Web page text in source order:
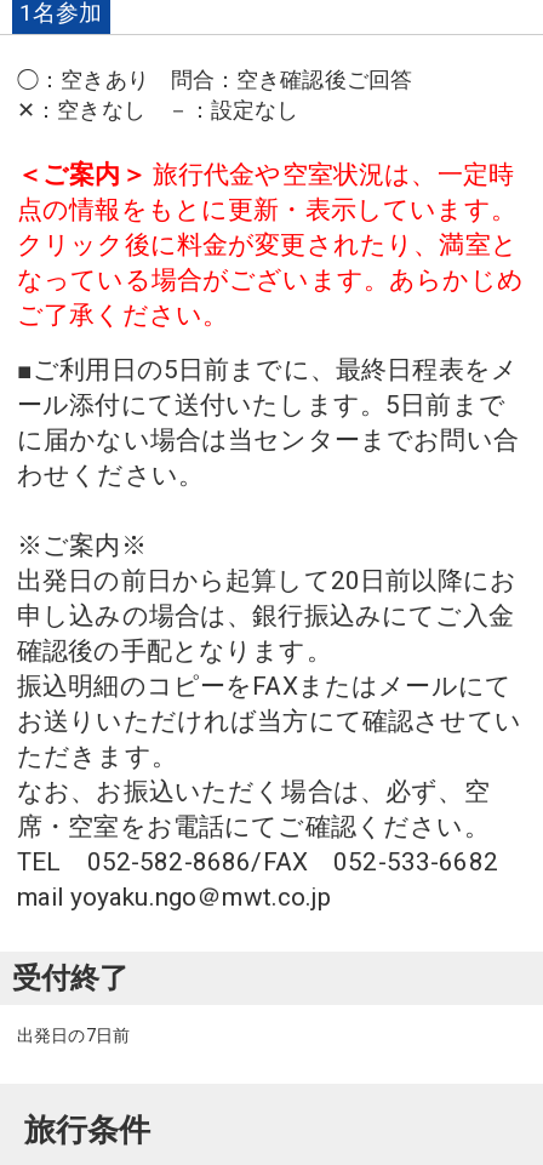
1名参加
◯ ： 空きあり
問合：空き確認後ご回答
✕ ： 空きなし － ： 設定なし
＜ご案内＞ 旅行代金や空室状況は、一定時
点の情報をもとに更新・表示しています。
クリック後に料金が変更されたり、満室と
なっている場合がございます。あらかじめ
ご了承ください。
■ご利用日の5日前までに、最終日程表をメ
ール添付にて送付いたします。5日前まで
に届かない場合は当センターまでお問い合
わせください。
※ご案内※
出発日の前日から起算して20日前以降にお
申し込みの場合は、銀行振込みにてご入金
確認後の手配となります。
振込明細のコピーをFAXまたはメールにて
お送りいただければ当方にて確認させてい
ただきます。
なお、お振込いただく場合は、必ず、空
席・空室をお電話にてご確認ください。
TEL 052-582-8686/FAX 052-533-6682
mail yoyaku.ngo＠mwt.co.jp
受付終了
出発日の7日前
旅行条件